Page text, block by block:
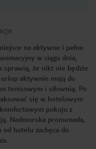
na aktywne i pełne
w ciągu dnia,
że nikt nie będzie
aktywnie mają do
tenisowym i siłownią. Po
się w hotelowym
pokoju z
Nadmorska promenada,
hotelu zachęca do